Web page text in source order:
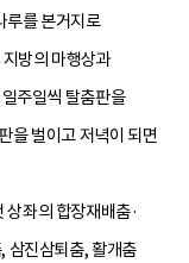
루를 본거지로
방의 마행상과
주일씩 탈춤판을
을 벌이고 저녁이 되면
좌의 합장재배춤·
삼진삼퇴춤, 활개춤